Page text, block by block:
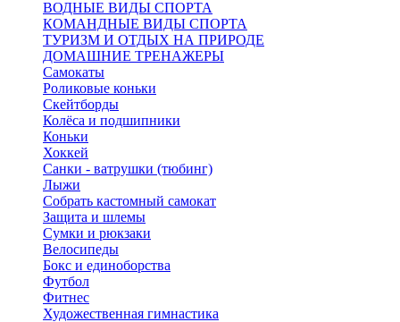
ВОДНЫЕ ВИДЫ СПОРТА
КОМАНДНЫЕ ВИДЫ СПОРТА
ТУРИЗМ И ОТДЫХ НА ПРИРОДЕ
ДОМАШНИЕ ТРЕНАЖЕРЫ
Самокаты
Роликовые коньки
Скейтборды
Колёса и подшипники
Коньки
Хоккей
Санки - ватрушки (тюбинг)
Лыжи
Собрать кастомный самокат
Защита и шлемы
Сумки и рюкзаки
Велосипеды
Бокс и единоборства
Футбол
Фитнес
Художественная гимнастика